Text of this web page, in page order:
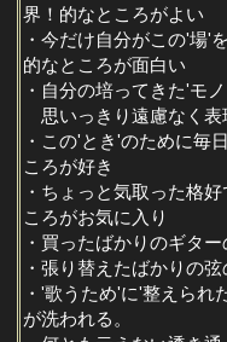
界！的なところがよい
・今だけ自分がこの'場'
的なところが面白い
・自分の培ってきた'モノ
思いっきり遠慮なく表
・この'とき'のために毎
ころが好き
・ちょっと気取った格
ころがお気に入り
・買ったばかりのギタ
・張り替えたばかりの
・'歌うため'に'整えられ
が洗われる。